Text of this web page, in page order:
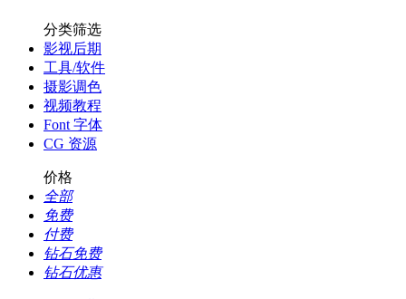
分类筛选
影视后期
工具/软件
摄影调色
视频教程
Font 字体
CG 资源
价格
全部
免费
付费
钻石免费
钻石优惠